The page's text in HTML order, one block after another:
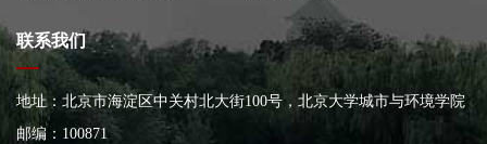
联系我们
地址：北京市海淀区中关村北大街100号，北京大学城市与环境学院
大楼
邮编：100871